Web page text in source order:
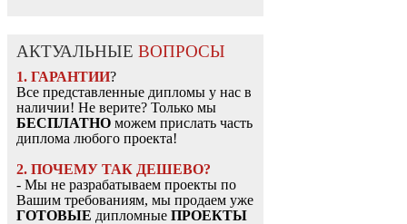
АКТУАЛЬНЫЕ ВОПРОСЫ
1. ГАРАНТИИ?
Все представленные дипломы у нас в
наличии! Не верите? Только мы
БЕСПЛАТНО можем прислать часть
диплома любого проекта!
2. ПОЧЕМУ ТАК ДЕШЕВО?
- Мы не разрабатываем проекты по
Вашим требованиям, мы продаем уже
ГОТОВЫЕ дипломные ПРОЕКТЫ